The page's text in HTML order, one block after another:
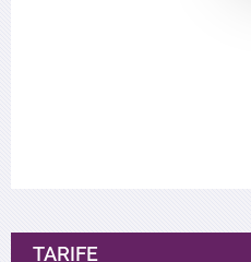
Boli infectioase acute
TARIFE